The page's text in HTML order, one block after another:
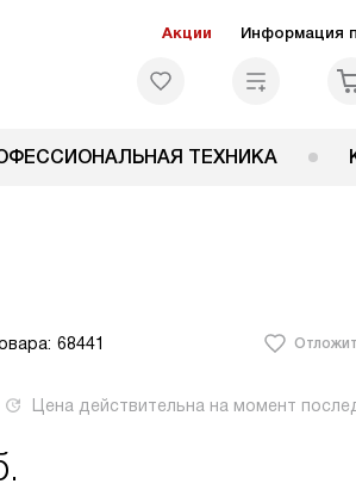
Акции Информация
ТЕХНИКА
68441
Цена действительна на момент